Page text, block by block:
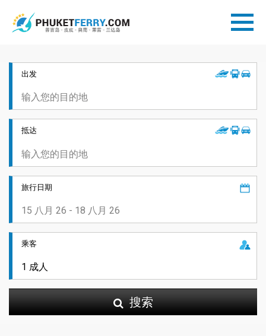
出发
抵达
旅行日期
乘客
搜索